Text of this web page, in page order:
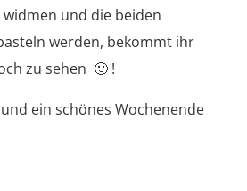
und die beiden
werden, bekommt ihr
zu sehen 🙂 !
ein schönes Wochenende